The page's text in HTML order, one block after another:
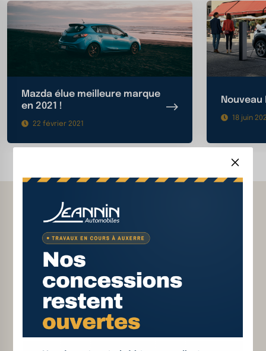
Mazda élue meilleure marque
en 2021 !
22 février 2021
Nouveau
18 juin
Financement de votre
véhicule
Livraison à votre domicile